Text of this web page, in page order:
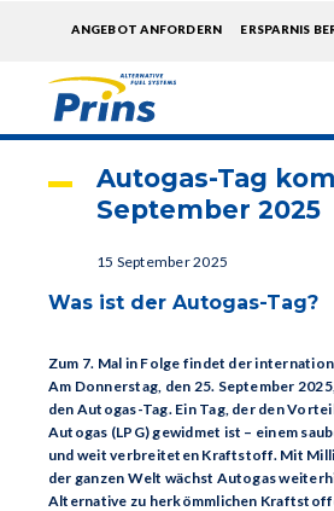
TOPMENU
ANGEBOT ANFORDERN ERSPARNIS
Autogas-Tag
September 2025
15 September 2025
Was ist der Autogas-Tag?
Zum 7. Mal in Folge findet der
Am Donnerstag, den 25. September
den Autogas-Tag. Ein Tag, der den
Autogas (LPG) gewidmet ist – einem
und weit verbreiteten Kraftstoff. Mit
der ganzen Welt wächst Autogas
Alternative zu herkömmlichen